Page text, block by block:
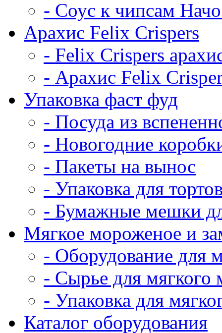
- Соус к чипсам
Арахис Felix Crispers
- Felix Crispers
- Арахис Felix
Упаковка фаст фуд
- Посуда из
- Новогодние
- Пакеты на вынос
- Упаковка для
- Бумажные мешки
Мягкое мороженое и
- Оборудование для
- Сырье для мягкого
- Упаковка для
Каталог оборудования